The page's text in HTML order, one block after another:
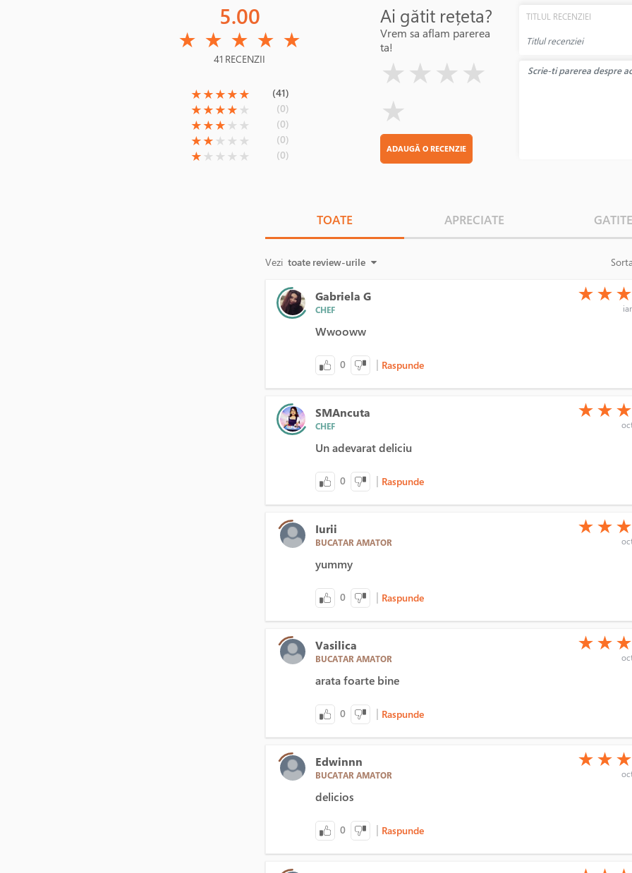
5.00
★ ★ ★ ★ ★
41 RECENZII
(*)
★(*)
★(*)
★(*)
★(*)
★ (41)
(*)
★(*)
★(*)
★(*)
★ ( )
★ (0)
(*)
★(*)
★(*)
★ ( )
★ ( )
★ (0)
(*)
★(*)
★ ( )
★ ( )
★ ( )
★ (0)
(*)
★ ( )
★ ( )
★ ( )
★ ( )
★ (0)
Ai gătit rețeta?
Vrem sa aflam parerea
ta!
★ ★ ★ ★
★
ADAUGĂ O RECENZIE
TITLUL RECENZIEI
TOATE APRECIATE GATITE
Vezi toate review-urile
Gabriela G
CHEF
(*)
★ (*)
★ (*)
★
Wwooww
0 | Raspunde
SMAncuta
CHEF
(*)
★ (*)
★ (*)
★
Un adevarat deliciu
0 | Raspunde
Iurii
BUCATAR AMATOR
(*)
★ (*)
★ (*)
★
yummy
0 | Raspunde
Vasilica
BUCATAR AMATOR
(*)
★ (*)
★ (*)
★
arata foarte bine
0 | Raspunde
Edwinnn
BUCATAR AMATOR
(*)
★ (*)
★ (*)
★
delicios
0 | Raspunde